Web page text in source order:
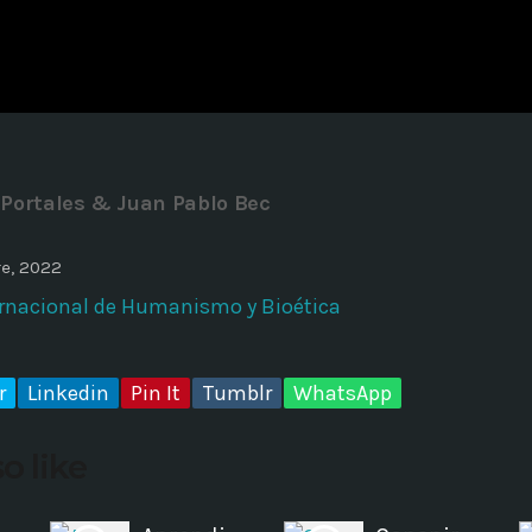
Time
& Juan Pablo Bec
2022
de Humanismo y Bioética
Linkedin Pin It Tumblr WhatsApp